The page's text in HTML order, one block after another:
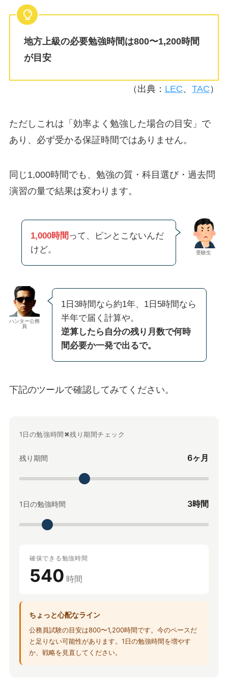
地方上級の必要勉強時間は800〜1,200時間
が目安
（出典： LEC、TAC ）
ただしこれは「効率よく勉強した場合の目安」で
あり、必ず受かる保証時間ではありません。
同じ1,000時間でも、勉強の質・科目選び・過去問
演習の量で結果は変わります。
受験生
1,000時間 って、ピンとこないんだ
けど。
ハンター公務
員
1日3時間なら約1年、1日5時間なら
半年で届く計算や。
逆算したら自分の残り月数で何時
間必要か一発で出るで。
下記のツールで確認してみてください。
1日の勉強時間✖︎残り期間チェック
残り期間 6ヶ月
1日の勉強時間 3時間
確保できる勉強時間
540 時間
ちょっと心配なライン
公務員試験の目安は800〜1,200時間です。今のペースだ
と足りない可能性があります。1日の勉強時間を増やす
か、戦略を見直してください。